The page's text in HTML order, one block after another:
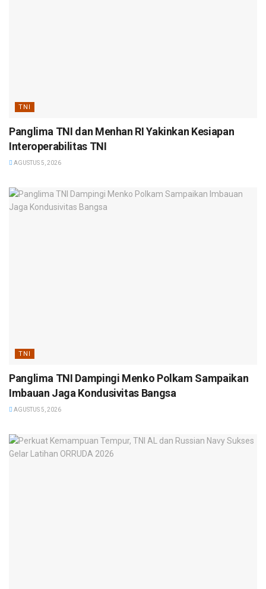
TNI
Panglima TNI dan Menhan RI Yakinkan Kesiapan
Interoperabilitas TNI
AGUSTUS 5, 2026
TNI
Panglima TNI Dampingi Menko Polkam Sampaikan
Imbauan Jaga Kondusivitas Bangsa
AGUSTUS 5, 2026